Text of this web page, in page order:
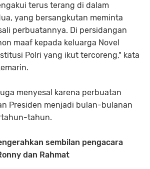
terus terang di dalam
yang bersangkutan meminta
perbuatannya. Di persidangan
maaf kepada keluarga Novel
Polri yang ikut tercoreng," kata
menyesal karena perbuatan
Presiden menjadi bulan-bulanan
tahun.
sembilan pengacara
dan Rahmat